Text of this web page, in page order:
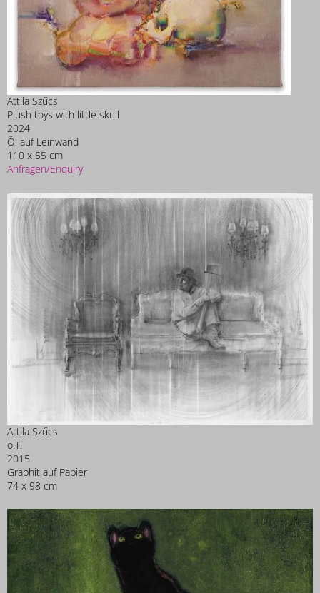
Attila Szűcs
Plush toys with little skull
2024
Öl auf Leinwand
110 x 55 cm
Anfragen/Enquiry
Attila Szűcs
o.T.
2015
Graphit auf Papier
74 x 98 cm